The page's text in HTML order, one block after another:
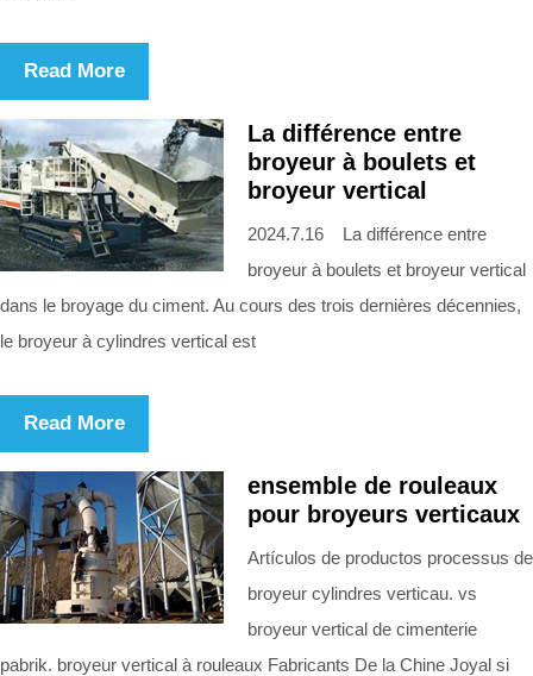
Read More
La différence entre
broyeur à boulets et
broyeur vertical
2024.7.16 La différence entre
broyeur à boulets et broyeur vertical
dans le broyage du ciment. Au cours des trois dernières décennies,
le broyeur à cylindres vertical est
Read More
ensemble de rouleaux
pour broyeurs verticaux
Artículos de productos processus de
broyeur cylindres verticau. vs
broyeur vertical de cimenterie
pabrik. broyeur vertical à rouleaux Fabricants De la Chine Joyal si